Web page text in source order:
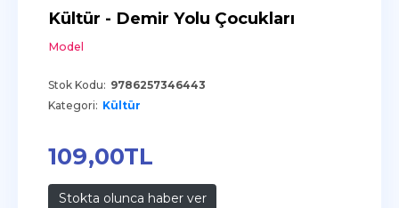
Kültür - Demir Yolu Çocukları
Model
Stok Kodu: 9786257346443
Kategori: Kültür
109,00TL
Stokta olunca haber ver